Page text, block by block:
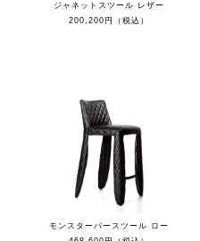
ジャネットスツール レザー
200,200円（税込）
モンスターバースツール ロー